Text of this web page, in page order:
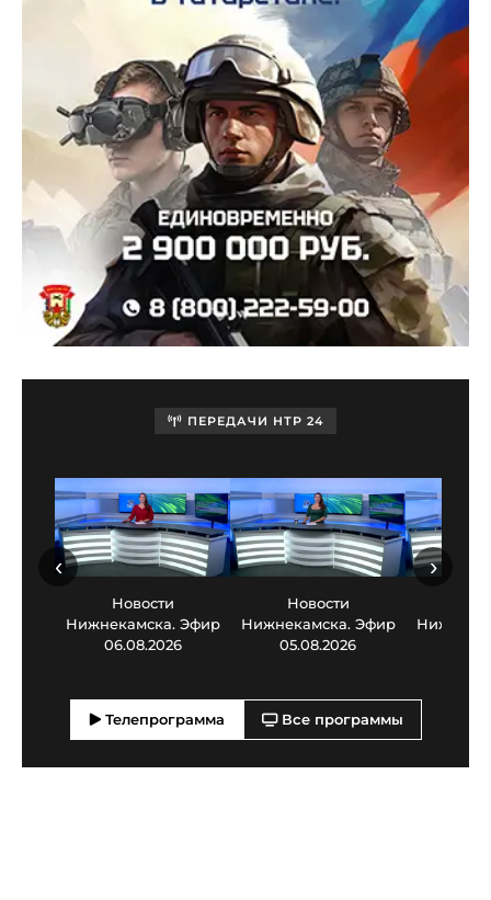
ПЕРЕДАЧИ НТР 24
Новости
Нижнекамска. Эфир
06.08.2026
Новости
Нижнекамска. Эфир
05.08.2026
‹ ›
Телепрограмма Все программы